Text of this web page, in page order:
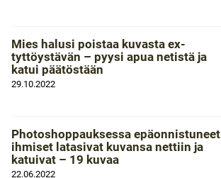
Mies halusi poistaa kuvasta ex-
tyttöystävän – pyysi apua netistä ja
katui päätöstään
29.10.2022
Photoshoppauksessa epäonnistuneet
ihmiset latasivat kuvansa nettiin ja
katuivat – 19 kuvaa
22.06.2022